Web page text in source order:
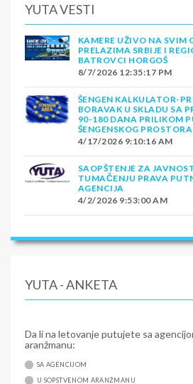
YUTA VESTI
KAMERE UŽIVO NA SVIM
PRELAZIMA SRBIJE I
BATROVCI HORGOŠ
8/7/2026 12:35:17 PM
ŠENGEN KALKULATOR-
BORAVAK U SKLADU SA
90-180 DANA PRILIKOM
ŠENGENSKOG PROSTORA
4/17/2026 9:10:16 AM
SAOPŠTENJE ZA
TUMAČENJU PRAVA
AGENCIJA
4/2/2026 9:53:00 AM
YUTA - ANKETA
Da li na letovanje putujete sa
aranžmanu:
SA AGENCIJOM
U SOPSTVENOM ARANŽMANU